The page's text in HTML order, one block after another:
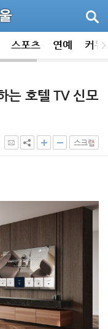
스포츠 연예 커뮤
는 호텔 TV 신모